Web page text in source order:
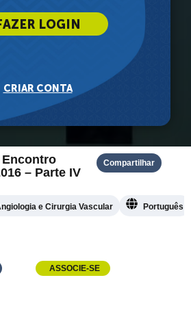
Encontro
– Parte IV
Compartilhar
e Cirurgia Vascular Português
ASSOCIE-SE